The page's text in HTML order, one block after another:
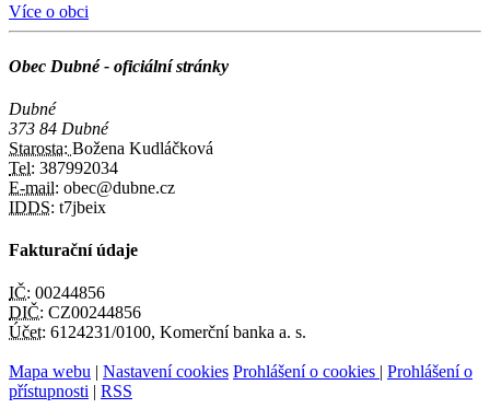
Více o obci
Obec Dubné - oficiální stránky
Dubné
373 84 Dubné
Starosta: Božena Kudláčková
Tel: 387992034
E-mail: obec@dubne.cz
IDDS: t7jbeix
Fakturační údaje
IČ: 00244856
DIČ: CZ00244856
Účet: 6124231/0100, Komerční banka a. s.
Mapa webu Nastavení cookies Prohlášení o cookies
Prohlášení o
přístupnosti
RSS